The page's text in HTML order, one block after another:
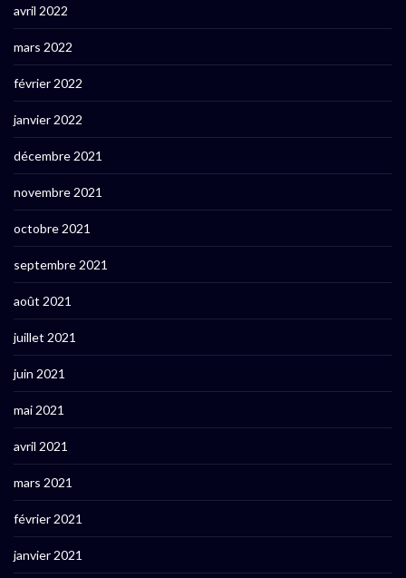
avril 2022
mars 2022
février 2022
janvier 2022
décembre 2021
novembre 2021
octobre 2021
septembre 2021
août 2021
juillet 2021
juin 2021
mai 2021
avril 2021
mars 2021
février 2021
janvier 2021